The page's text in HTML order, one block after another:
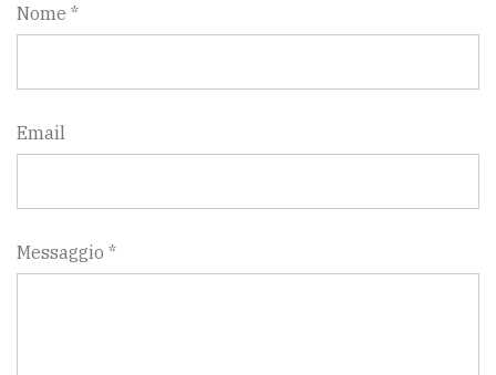
Nome *
Email
Messaggio *